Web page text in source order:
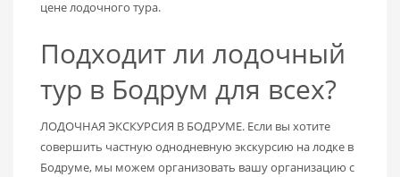
цене лодочного тура.
Подходит ли лодочный
тур в Бодрум для всех?
ЛОДОЧНАЯ ЭКСКУРСИЯ В БОДРУМЕ. Если вы хотите
совершить частную однодневную экскурсию на лодке в
Бодруме, мы можем организовать вашу организацию с